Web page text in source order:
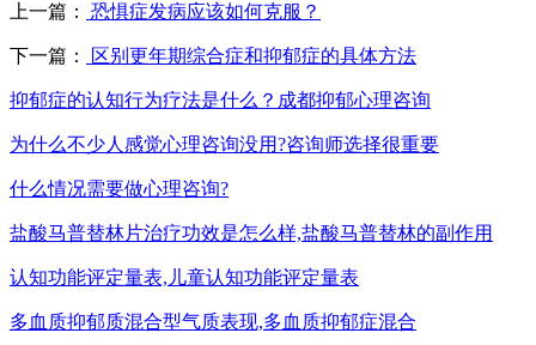
上一篇： 恐惧症发病应该如何克服？
下一篇： 区别更年期综合症和抑郁症的具体方法
抑郁症的认知行为疗法是什么？成都抑郁心理咨询
为什么不少人感觉心理咨询没用?咨询师选择很重要
什么情况需要做心理咨询?
盐酸马普替林片治疗功效是怎么样,盐酸马普替林的副作用
认知功能评定量表,儿童认知功能评定量表
多血质抑郁质混合型气质表现,多血质抑郁症混合